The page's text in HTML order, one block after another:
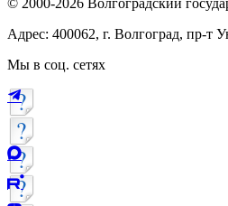
© 2000-2026 Волгоградский
Адрес: 400062, г. Волгоград, пр-т
Мы в соц. сетях